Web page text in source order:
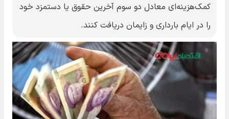
کمک‌هزینه‌ای معادل دو سوم آخرین حقوق یا دستمزد خود
را در ایام بارداری و زایمان دریافت کنند.